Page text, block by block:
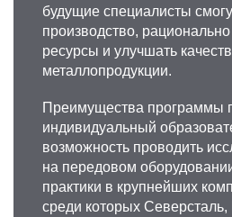
будущие специалисты
производство,
ресурсы и улучшать
металлопродукции.
Преимущества программы
индивидуальный
возможность проводить
на передовом
практики в крупнейших
среди которых Северсталь,